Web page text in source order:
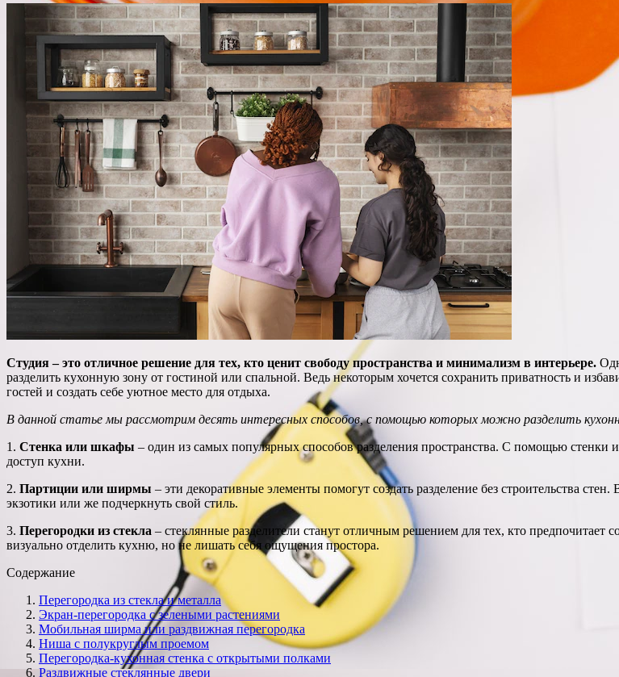
Студия – это отличное решение для тех, кто ценит свободу пространства и минимализм в интерьере.
разделить кухонную зону от гостиной или спальной. Ведь некоторым хочется сохранить приватность и
гостей и создать себе уютное место для отдыха.
В данной статье мы рассмотрим десять интересных способов, с помощью которых можно разделить
1. Стенка или шкафы – один из самых популярных способов разделения пространства. С помощью стенки
доступ кухни.
2. Партиции или ширмы – эти декоративные элементы помогут создать разделение без строительства
экзотики или же подчеркнуть свой стиль.
3. Перегородки из стекла – стеклянные разделители станут отличным решением для тех, кто предпочитает
визуально отделить кухню, но не лишать себя ощущения простора.
Содержание
Перегородка из стекла и металла
Экран-перегородка с зелеными растениями
Мобильная ширма или раздвижная перегородка
Ниша с полукруглым проемом
Перегородка-кухонная стенка с открытыми полками
Раздвижные стеклянные двери